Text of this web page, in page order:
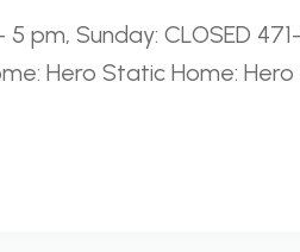
pm, Sunday: CLOSED
Hero Static Home: